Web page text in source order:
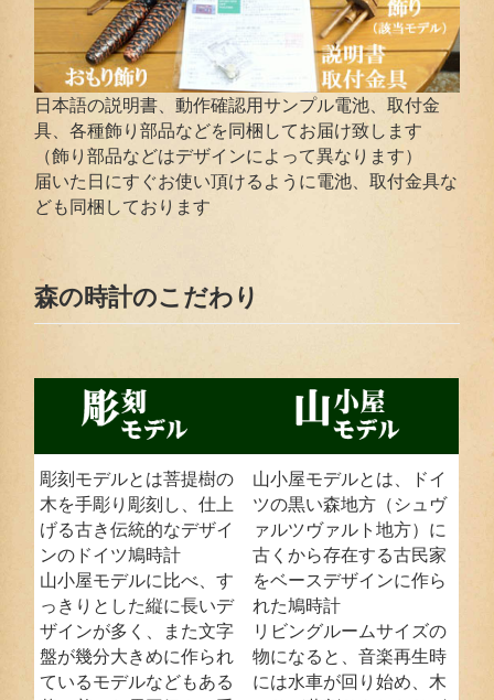
日本語の説明書、動作確認用サンプル電池、取付金
具、各種飾り部品などを同梱してお届け致します
（飾り部品などはデザインによって異なります）
届いた日にすぐお使い頂けるように電池、取付金具な
ども同梱しております
森の時計のこだわり
彫刻モデルとは菩提樹の
木を手彫り彫刻し、仕上
げる古き伝統的なデザイ
ンのドイツ鳩時計
山小屋モデルに比べ、す
っきりとした縦に長いデ
ザインが多く、また文字
盤が幾分大きめに作られ
ているモデルなどもある
山小屋モデルとは、ドイ
ツの黒い森地方（シュヴ
ァルツヴァルト地方）に
古くから存在する古民家
をベースデザインに作ら
れた鳩時計
リビングルームサイズの
物になると、音楽再生時
には水車が回り始め、木